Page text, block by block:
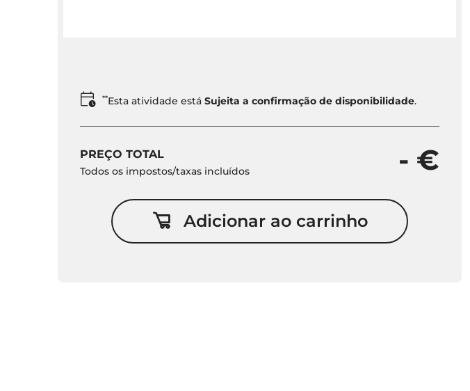
**Esta atividade estáSujeita a confirmação de disponibilidade.
PREÇO TOTAL
Todos os impostos/taxas incluídos - €
Adicionar ao carrinho